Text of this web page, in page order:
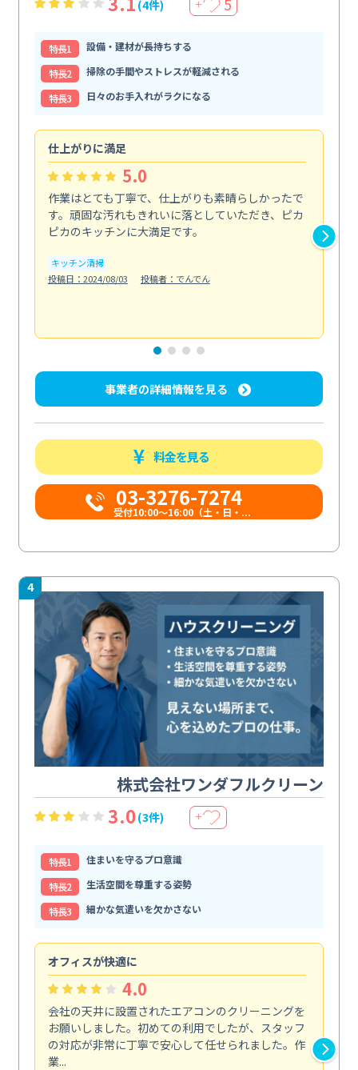
(4件) ＋ 5
特⻑1
設備・建材が長持ちする
特⻑2
掃除の手間やストレスが軽減される
特⻑3
日々のお手入れがラクになる
仕上がりに満足
5.0
作業はとても丁寧で、仕上がりも素晴らしかったで
す。頑固な汚れもきれいに落としていただき、ピカ
ピカのキッチンに大満足です。
キッチン清掃
投稿日：2024/08/03
投稿者：でんでん
事業者の詳細情報を見る
料金を見る
03-3276-7274
受付10:00〜16:00（土・日・...
4
株式会社ワンダフルクリーン
3.0(3件) ＋
特⻑1
住まいを守るプロ意識
特⻑2
生活空間を尊重する姿勢
特⻑3
細かな気遣いを欠かさない
オフィスが快適に
4.0
会社の天井に設置されたエアコンのクリーニングを
お願いしました。初めての利用でしたが、スタッフ
の対応が非常に丁寧で安心して任せられました。作
業...